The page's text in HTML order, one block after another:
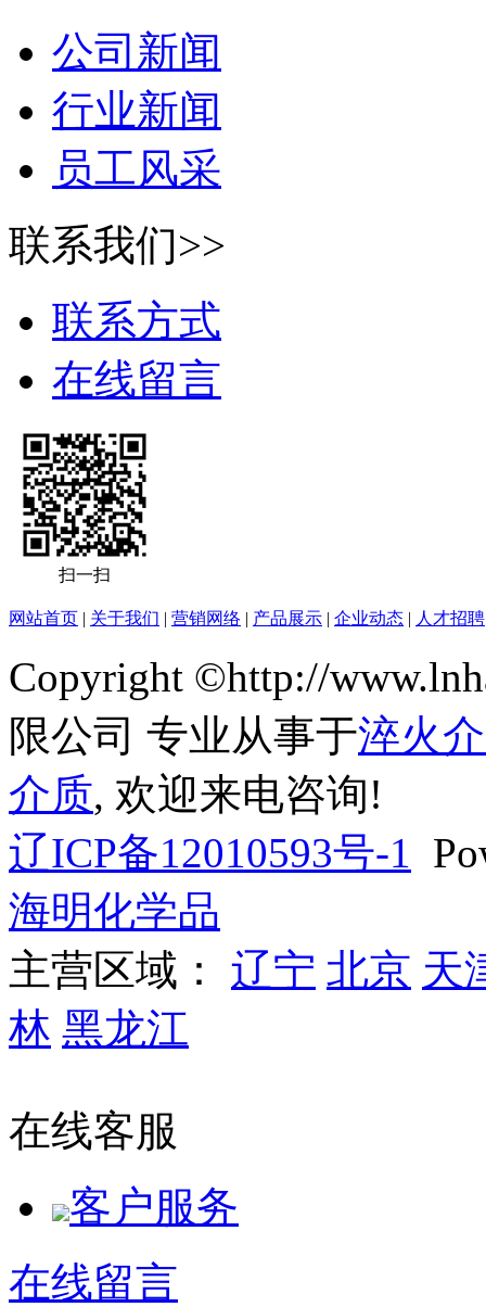
公司新闻
行业新闻
员工风采
联系我们>>
联系方式
在线留言
扫一扫
网站首页 | 关于我们 | 营销网络 | 产品展示 | 企业动态 | 人才招聘
Copyright ©http://
限公司 专业从事于淬火
介质, 欢迎来电咨询!
辽ICP备12010593号-1
海明化学品
主营区域： 辽宁 北京 天
林 黑龙江
在线客服
客户服务
在线留言